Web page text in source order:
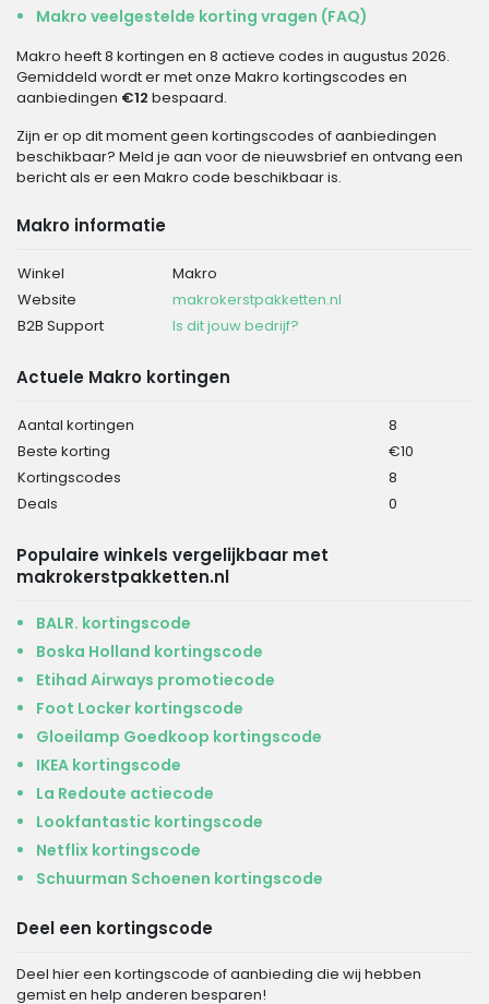
Makro veelgestelde korting vragen (FAQ)
Makro heeft 8 kortingen en 8 actieve codes in augustus 2026.
Gemiddeld wordt er met onze Makro kortingscodes en
aanbiedingen €12 bespaard.
Zijn er op dit moment geen kortingscodes of aanbiedingen
beschikbaar? Meld je aan voor de nieuwsbrief en ontvang een
bericht als er een Makro code beschikbaar is.
Makro informatie
Winkel
Makro
Website
makrokerstpakketten.nl
B2B Support
Is dit jouw bedrijf?
Actuele Makro kortingen
Aantal kortingen
8
Beste korting
€10
Kortingscodes
8
Deals
0
Populaire winkels vergelijkbaar met
makrokerstpakketten.nl
BALR. kortingscode
Boska Holland kortingscode
Etihad Airways promotiecode
Foot Locker kortingscode
Gloeilamp Goedkoop kortingscode
IKEA kortingscode
La Redoute actiecode
Lookfantastic kortingscode
Netflix kortingscode
Schuurman Schoenen kortingscode
Deel een kortingscode
Deel hier een kortingscode of aanbieding die wij hebben
gemist en help anderen besparen!